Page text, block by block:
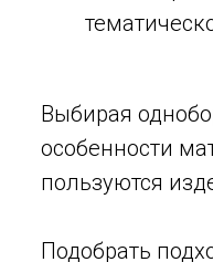
Выбирая
особенности
пользуются
Подобрать